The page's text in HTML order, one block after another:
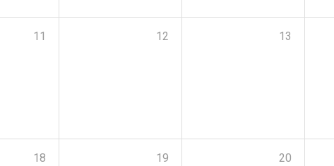
11 12 13
18 19 20